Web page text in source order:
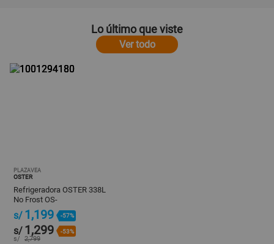
Lo último que viste
Ver todo
PLAZAVEA
OSTER
Refrigeradora OSTER 338L
No Frost OS-
PNFMI1202BDI Negro
s/ 1,199 -57%
s/ 1,299 -53%
s/ 2,799